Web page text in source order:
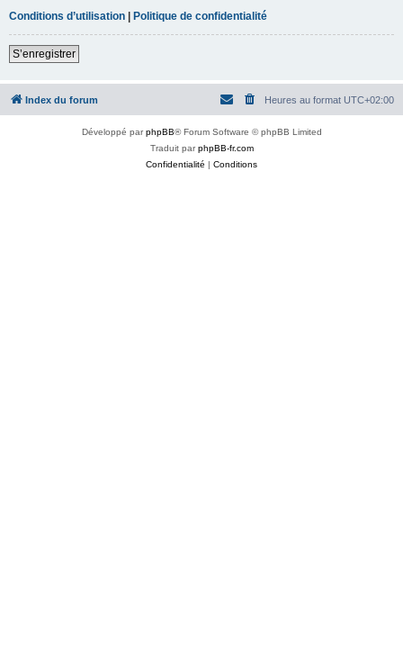
Conditions d’utilisation | Politique de confidentialité
S’enregistrer
Index du forum Heures au format UTC+02:00
Développé parphpBB® Forum Software © phpBB Limited
Traduit parphpBB-fr.com
Confidentialité | Conditions